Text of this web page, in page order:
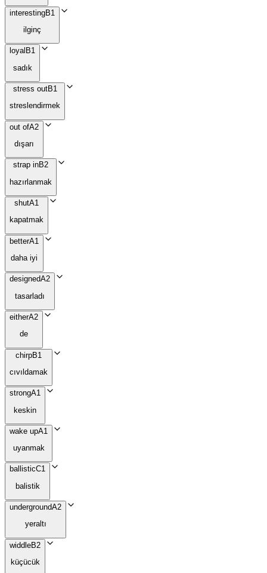
interestingB1
ilginç
loyal B1
sadık
stress outB1
streslendirmek
out ofA2
dışarı
strap inB2
hazırlanmak
shutA1
kapatmak
betterA1
daha iyi
designedA2
tasarladı
eitherA2
de
chirpB1
cıvıldamak
strongA1
keskin
wake upA1
uyanmak
ballisticC1
balistik
undergroundA2
yeraltı
widdleB2
küçücük